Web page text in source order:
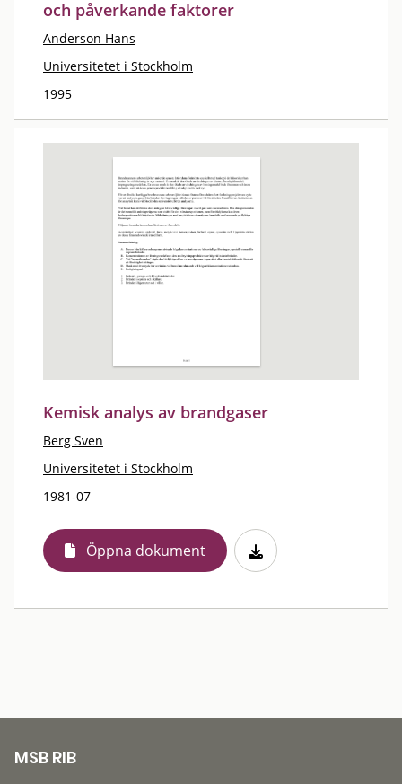
och påverkande faktorer
Anderson Hans
Universitetet i Stockholm
1995
Kemisk analys av brandgaser
Berg Sven
Universitetet i Stockholm
1981-07
Öppna dokument
MSB RIB